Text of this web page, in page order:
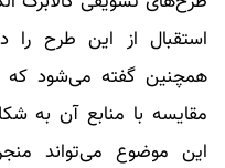
همچنین گفته می‌شود که
مقایسه با منابع آن به
این موضوع می‌تواند